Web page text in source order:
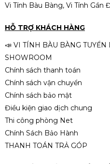
Vi Tính Bàu Bàng, Vi Tính Gần
HỖ TRỢ KHÁCH HÀNG
📣 VI TÍNH BÀU BÀNG TUYỂN
SHOWROOM
Chính sách thanh toán
Chính sách vận chuyển
Chính sách bảo mật
Điều kiện giao dịch chung
Thi công phòng Net
Chính Sách Bảo Hành
THANH TOÁN TRẢ GÓP